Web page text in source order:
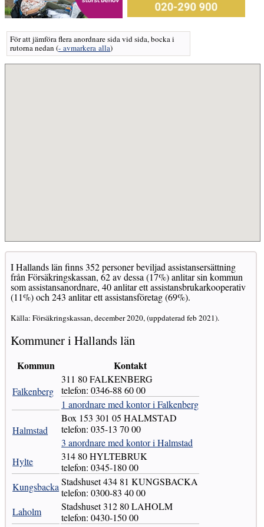
För att jämföra flera anordnare sida vid sida, bocka i
rutorna nedan(- avmarkera alla)
I Hallands län finns 352 personer beviljad assistansersättning
från Försäkringskassan, 62 av dessa (17%) anlitar sin kommun
som assistansanordnare, 40 anlitar ett assistansbrukarkooperativ
(11%) och 243 anlitar ett assistansföretag (69%).
Källa: Försäkringskassan, december 2020, (uppdaterad feb 2021).
Kommuner i Hallands län
Kommun Kontakt
Falkenberg
311 80 FALKENBERG
telefon: 0346-88 60 00
1 anordnare med kontor i Falkenberg
Halmstad
Box 153 301 05 HALMSTAD
telefon: 035-13 70 00
3 anordnare med kontor i Halmstad
Hylte
314 80 HYLTEBRUK
telefon: 0345-180 00
Kungsbacka Stadshuset 434 81 KUNGSBACKA
telefon: 0300-83 40 00
Laholm
Stadshuset 312 80 LAHOLM
telefon: 0430-150 00